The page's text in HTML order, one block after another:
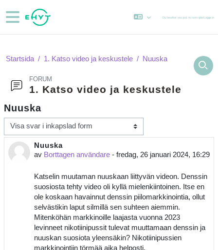
Sidopanel
Du besöker oss just nu som gästLogga in
Startsida 1. Katso video ja keskustele Nuuska
FORUM
1. Katso video ja keskustele
Nuuska
Visningsläge
Nuuska
av Borttagen användare - fredag, 26 januari 2024, 16:29
Antal svar: 0
Katselin muutaman nuuskaan liittyvän videon. Denssin
suosiosta tehty video oli kyllä mielenkiintoinen. Itse en
ole koskaan havainnut denssin piilomarkkinointia, ollut
selvästikin laput silmillä sen suhteen aiemmin.
Mitenköhän markkinoille laajasta vuonna 2023
levinneet nikotiinipussit tulevat muuttamaan denssin ja
nuuskan suosiota yleensäkin? Nikotiinipussien
markkinointiin törmää aika helposti.